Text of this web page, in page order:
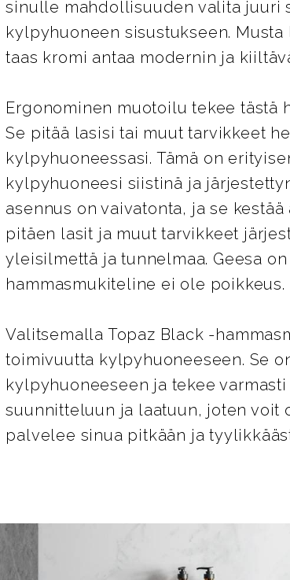
sinulle mahdollisuuden valita juuri
kylpyhuoneen sisustukseen.
taas kromi antaa modernin ja
Ergonominen muotoilu tekee tästä
Se pitää lasisi tai muut tarvikkeet
kylpyhuoneessasi. Tämä on
kylpyhuoneesi siistinä ja
asennus on vaivatonta, ja se
pitäen lasit ja muut tarvikkeet
yleisilmettä ja tunnelmaa. Geesa
hammasmukiteline ei ole poikkeus.
Valitsemalla Topaz Black -
toimivuutta kylpyhuoneeseen. Se
kylpyhuoneeseen ja tekee
suunnitteluun ja laatuun, joten voit
palvelee sinua pitkään ja